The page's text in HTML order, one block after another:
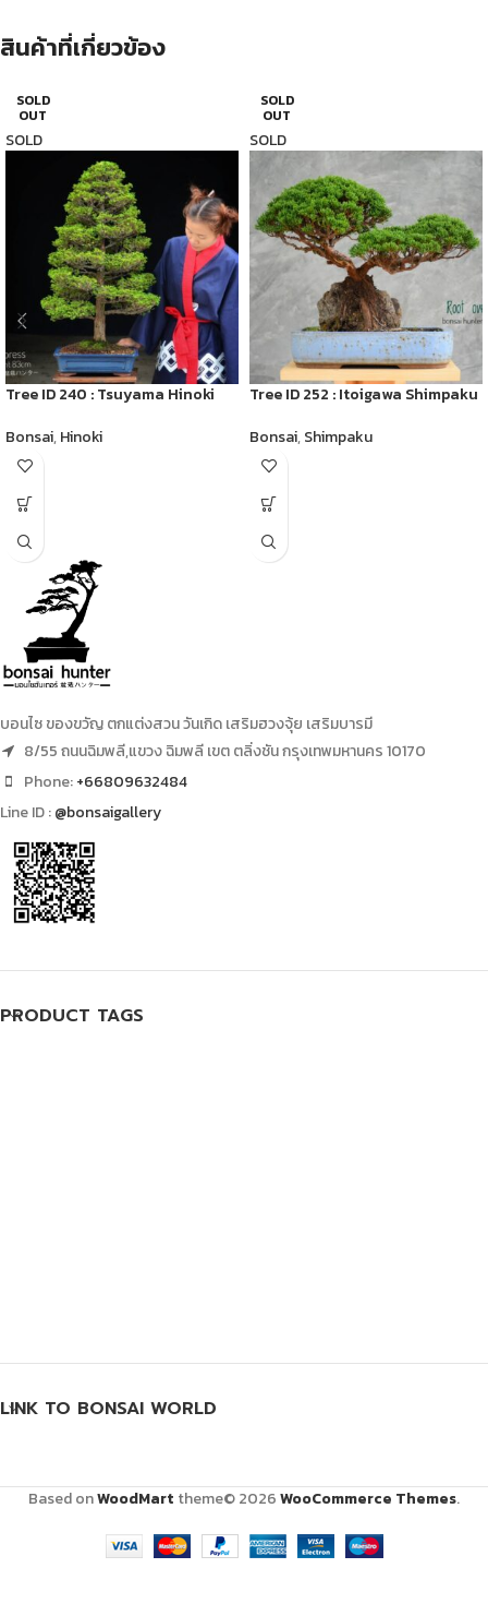
สินค้าที่เกี่ยวข้อง
SOLD
OUT
SOLD
Tree ID 240 : Tsuyama Hinoki
Bonsai,Hinoki
SOLD
OUT
SOLD
Tree ID 252 : Itoigawa Shimpaku
Bonsai,Shimpaku
บอนไซ ของขวัญ ตกแต่งสวน วันเกิด เสริมฮวงจุ้ย เสริมบารมี
8/55 ถนนฉิมพลี,แขวง ฉิมพลี เขต ตลิ่งชัน กรุงเทพมหานคร 10170
Phone:+66809632484
Line ID :@bonsaigallery
PRODUCT TAGS
LINK TO BONSAI WORLD
Based onWoodMart theme© 2026WooCommerce Themes.